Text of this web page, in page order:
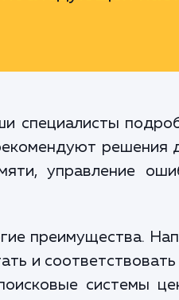
специалисты
управление
преимущества.
и
системы